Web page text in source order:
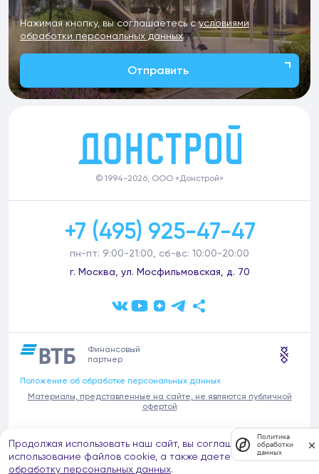
Нажимая кнопку, вы соглашаетесь сусловиями
обработки персональных данных
Отправить
© 1994-2026, ООО «Донстрой»
+7 (495) 925-47-47
пн-пт: 9:00-21:00, сб-вс: 10:00-20:00
г. Москва, ул. Мосфильмовская, д. 70
Финансовый
партнер
Положение об обработке персональных данных
Материалы, представленные на сайте, не являются публичной
офертой
В связи с участившимися случаями предложений частных услуг от
имени компании Донстрой (проведения ремонтов, продажи
отделочных материалов и т.п.), обращаем внимание на то, что
компания Донстрой не оказывает таких услуг, не имеет
Продолжая использовать наш сайт, вы соглашаетесь на
использование файлов cookie, а также даете согласие на
обработку персональных данных.
Политика
обработки
данных